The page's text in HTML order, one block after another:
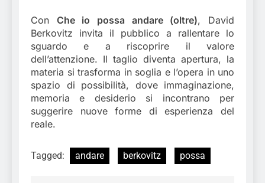
Con Che io possa andare (oltre), David
Berkovitz invita il pubblico a rallentare lo
sguardo e a riscoprire il valore
dell’attenzione. Il taglio diventa apertura, la
materia si trasforma in soglia e l’opera in uno
spazio di possibilità, dove immaginazione,
memoria e desiderio si incontrano per
suggerire nuove forme di esperienza del
reale.
Tagged: andare berkovitz possa